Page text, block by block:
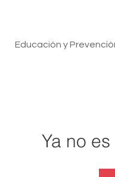
Educación y
Ya no